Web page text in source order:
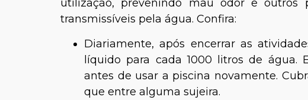
utilização, prevenindo mau odor e outros
transmissíveis pela água. Confira:
Diariamente, após encerrar as
líquido para cada 1000 litros de água.
antes de usar a piscina novamente.
que entre alguma sujeira.